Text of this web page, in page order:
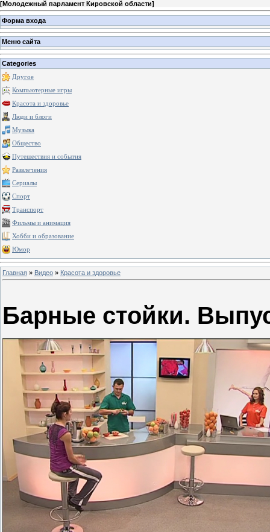
[Молодежный парламент Кировской области]
Форма входа
Меню сайта
Categories
Другое
Компьютерные игры
Красота и здоровье
Люди и блоги
Музыка
Общество
Путешествия и события
Развлечения
Сериалы
Спорт
Транспорт
Фильмы и анимация
Хобби и образование
Юмор
Главная » Видео » Красота и здоровье
Барные стойки.